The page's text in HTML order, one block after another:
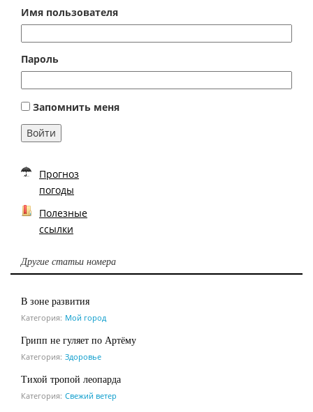
Имя пользователя
Пароль
Запомнить меня
Войти
Прогноз
погоды
Полезные
ссылки
Другие статьи номера
В зоне развития
Категория: Мой город
Грипп не гуляет по Артёму
Категория: Здоровье
Тихой тропой леопарда
Категория: Свежий ветер